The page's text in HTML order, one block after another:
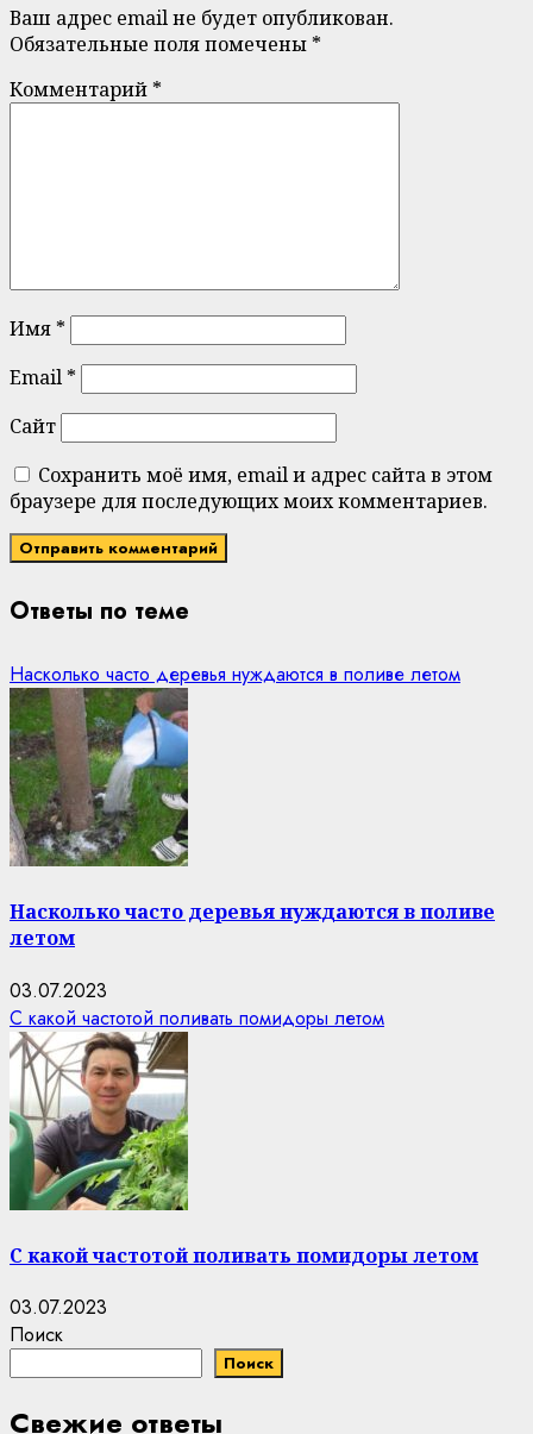
Ваш адрес email не будет опубликован.
Обязательные поля помечены *
Комментарий *
Имя *
Email *
Сайт
Сохранить моё имя, email и адрес сайта в этом
браузере для последующих моих комментариев.
Ответы по теме
Насколько часто деревья нуждаются в поливе летом
Насколько часто деревья нуждаются в поливе
летом
03.07.2023
С какой частотой поливать помидоры летом
С какой частотой поливать помидоры летом
03.07.2023
Поиск
Поиск
Свежие ответы